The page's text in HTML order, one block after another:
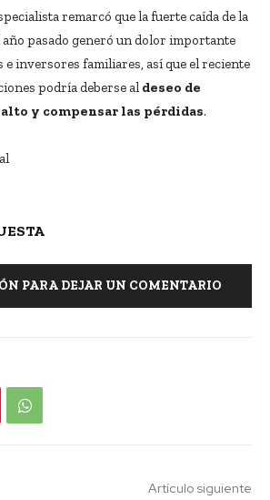
remarcó que la fuerte caída de la
pasado generó un dolor importante
e inversores familiares, así que el reciente
podría deberse aldeseo de
y compensar las pérdidas.
PARA DEJAR UN COMENTARIO
Artículo siguiente